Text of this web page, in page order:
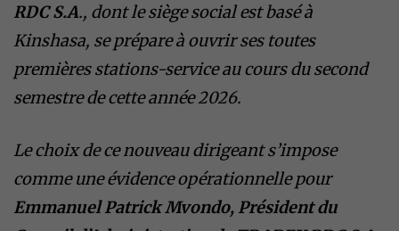
RDC S.A., dont le siège social est basé à
Kinshasa, se prépare à ouvrir ses toutes
premières stations-service au cours du second
semestre de cette année 2026.
​Le choix de ce nouveau dirigeant s’impose
comme une évidence opérationnelle pour
Emmanuel Patrick Mvondo, Président du